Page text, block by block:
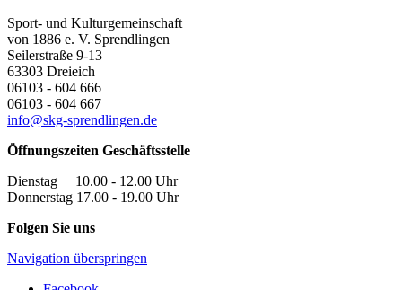
Sport- und Kulturgemeinschaft
von 1886 e. V. Sprendlingen
Seilerstraße 9-13
63303 Dreieich
06103 - 604 666
06103 - 604 667
info@skg-sprendlingen.de
Öffnungszeiten Geschäftsstelle
Dienstag 10.00 - 12.00 Uhr
Donnerstag 17.00 - 19.00 Uhr
Folgen Sie uns
Navigation überspringen